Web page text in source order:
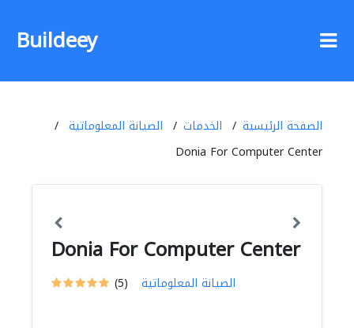
Buildeey
الصفحة الرئيسية الخدمات
الصيانة المعلوماتية
Donia For Computer Center
Donia For Computer Center
(5) الصيانة المعلوماتية